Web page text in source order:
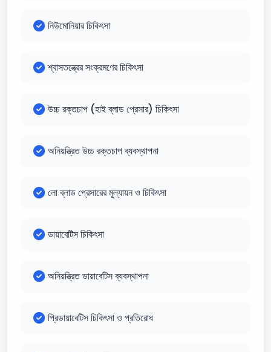
নিউমোনিয়ার চিকিৎসা
শ্বাসতন্ত্রের সংক্রমণের চিকিৎসা
উচ্চ রক্তচাপ (হাই ব্লাড প্রেসার) চিকিৎসা
অনিয়ন্ত্রিত উচ্চ রক্তচাপ ব্যবস্থাপনা
লো ব্লাড প্রেসারের মূল্যায়ন ও চিকিৎসা
ডায়াবেটিস চিকিৎসা
অনিয়ন্ত্রিত ডায়াবেটিস ব্যবস্থাপনা
প্রিডায়াবেটিস চিকিৎসা ও প্রতিরোধ